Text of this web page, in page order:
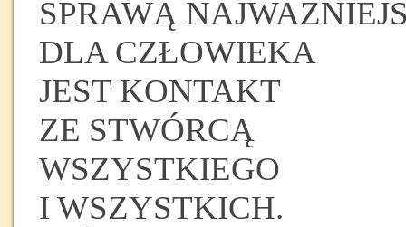
SPRAWĄ
DLA CZŁOWIEKA
JEST KONTAKT
ZE STWÓRCĄ
WSZYSTKIEGO
I WSZYSTKICH.